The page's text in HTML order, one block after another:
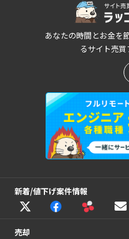
あなたの時間とお金を
るサイト売
新着/値下げ案件情報
売却